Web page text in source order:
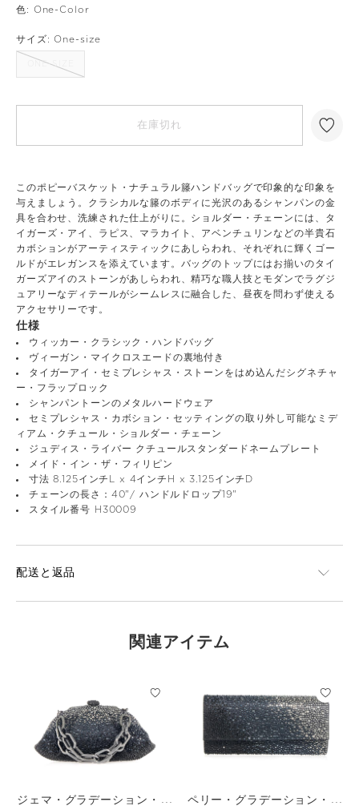
色: One-Color
サイズ: One-size
ONE-SIZE
在庫切れ
このポピーバスケット・ナチュラル籐ハンドバッグで印象的な印象を
与えましょう。クラシカルな籐のボディに光沢のあるシャンパンの金
具を合わせ、洗練された仕上がりに。ショルダー・チェーンには、タ
イガーズ・アイ、ラピス、マラカイト、アベンチュリンなどの半貴石
カボションがアーティスティックにあしらわれ、それぞれに輝くゴー
ルドがエレガンスを添えています。バッグのトップにはお揃いのタイ
ガーズアイのストーンがあしらわれ、精巧な職人技とモダンでラグジ
ュアリーなディテールがシームレスに融合した、昼夜を問わず使える
アクセサリーです。
仕様
ウィッカー・クラシック・ハンドバッグ
ヴィーガン・マイクロスエードの裏地付き
タイガーアイ・セミプレシャス・ストーンをはめ込んだシグネチャ
ー・フラップロック
シャンパントーンのメタルハードウェア
セミプレシャス・カボション・セッティングの取り外し可能なミデ
ィアム・クチュール・ショルダー・チェーン
ジュディス・ライバー クチュールスタンダードネームプレート
メイド・イン・ザ・フィリピン
寸法 8.125インチL x 4インチH x 3.125インチD
チェーンの長さ：40"/ ハンドルドロップ19"
スタイル番号 H30009
配送と返品
関連アイテム
ジェマ・グラデーション・キ
ペリー・グラデーション・キ